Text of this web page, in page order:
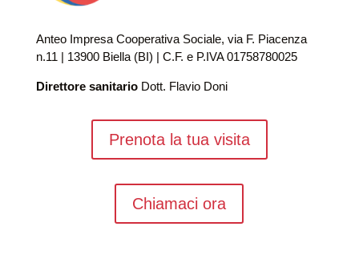
Anteo Impresa Cooperativa Sociale, via F. Piacenza
n.11 | 13900 Biella (BI) | C.F. e P.IVA 01758780025
Direttore sanitario Dott. Flavio Doni
Prenota la tua visita
Chiamaci ora